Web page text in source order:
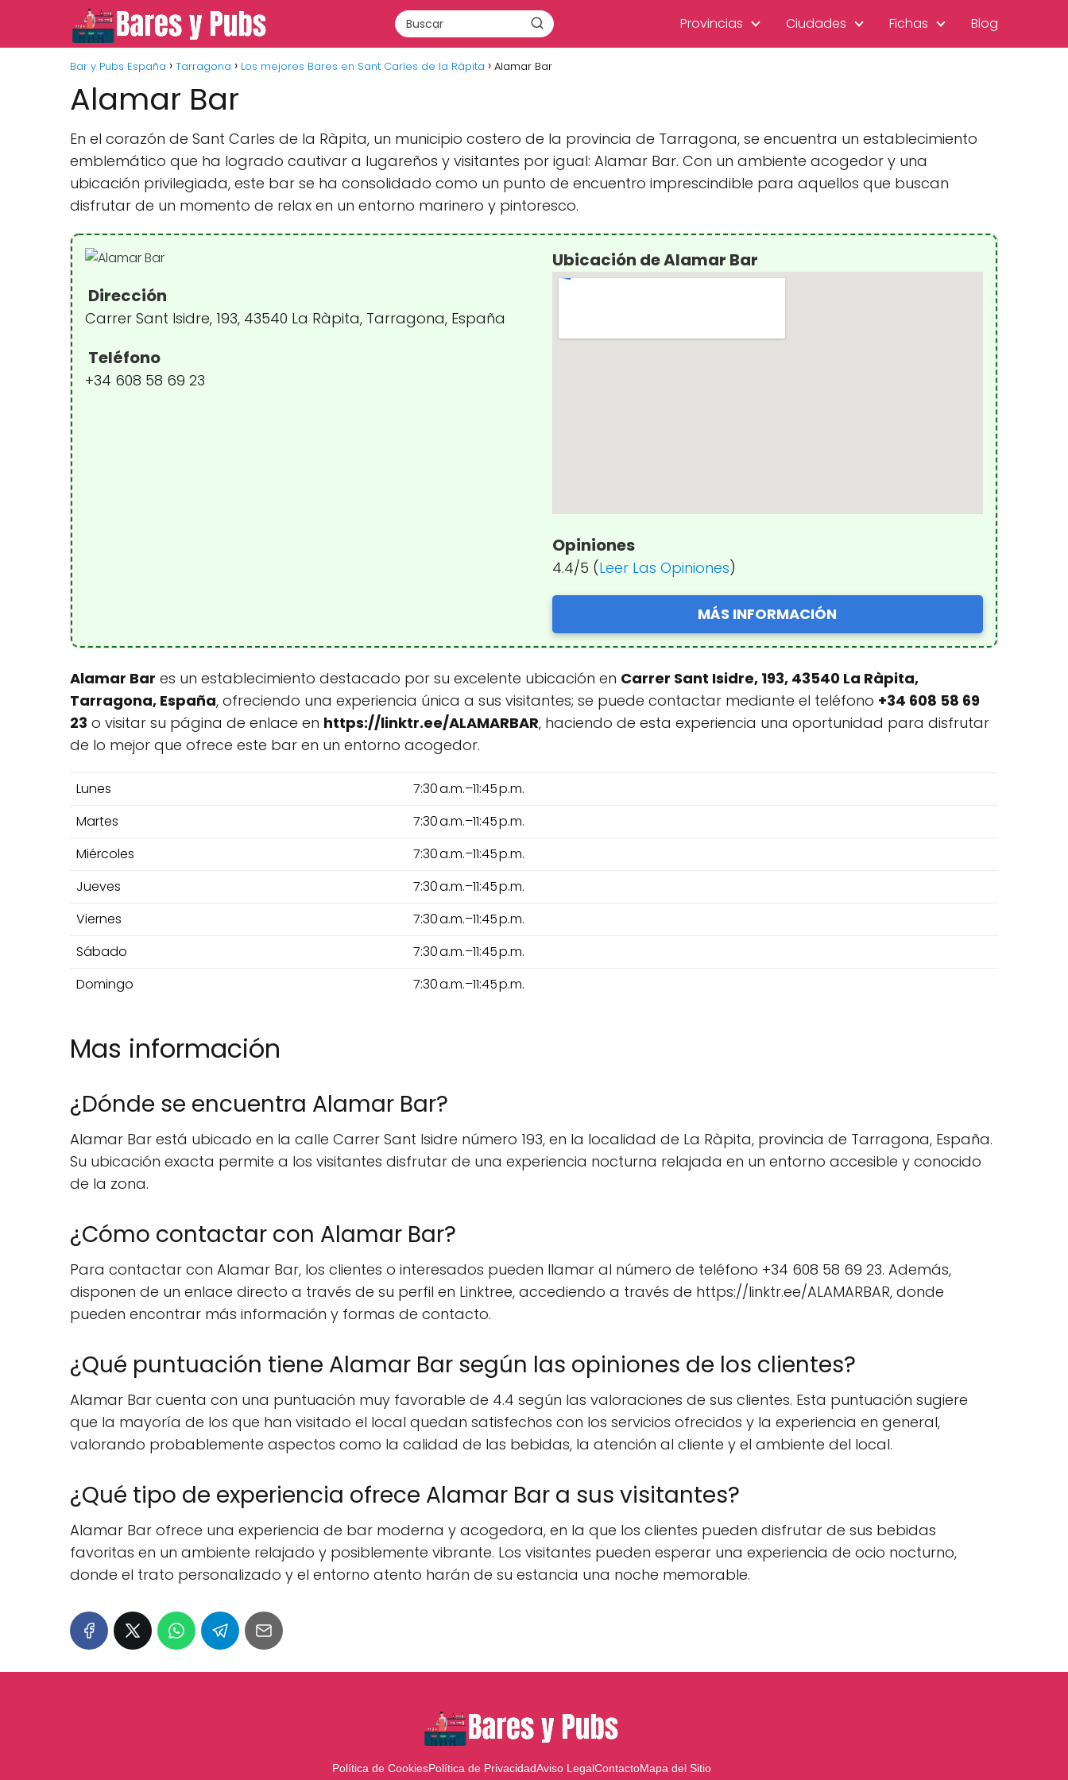
Provincias Ciudades Fichas Blog
Bar y Pubs España Tarragona Los mejores Bares en Sant Carles de la Ràpita Alamar Bar
Alamar Bar
En el corazón de Sant Carles de la Ràpita, un municipio costero de la provincia de Tarragona, se encuentra un establecimiento
emblemático que ha logrado cautivar a lugareños y visitantes por igual: Alamar Bar. Con un ambiente acogedor y una
ubicación privilegiada, este bar se ha consolidado como un punto de encuentro imprescindible para aquellos que buscan
disfrutar de un momento de relax en un entorno marinero y pintoresco.
Dirección
Carrer Sant Isidre, 193, 43540 La Ràpita, Tarragona, España
Teléfono
+34 608 58 69 23
Ubicación de Alamar Bar
Opiniones
4.4/5 (Leer Las Opiniones)
MÁS INFORMACIÓN
Alamar Bar es un establecimiento destacado por su excelente ubicación en Carrer Sant Isidre, 193, 43540 La Ràpita,
Tarragona, España, ofreciendo una experiencia única a sus visitantes; se puede contactar mediante el teléfono +34 608 58 69
23 o visitar su página de enlace en https://linktr.ee/ALAMARBAR, haciendo de esta experiencia una oportunidad para disfrutar
de lo mejor que ofrece este bar en un entorno acogedor.
Lunes
7:30 a.m.–11:45 p.m.
Martes
7:30 a.m.–11:45 p.m.
Miércoles
7:30 a.m.–11:45 p.m.
Jueves
7:30 a.m.–11:45 p.m.
Viernes
7:30 a.m.–11:45 p.m.
Sábado
7:30 a.m.–11:45 p.m.
Domingo
7:30 a.m.–11:45 p.m.
Mas información
¿Dónde se encuentra Alamar Bar?
Alamar Bar está ubicado en la calle Carrer Sant Isidre número 193, en la localidad de La Ràpita, provincia de Tarragona, España.
Su ubicación exacta permite a los visitantes disfrutar de una experiencia nocturna relajada en un entorno accesible y conocido
de la zona.
¿Cómo contactar con Alamar Bar?
Para contactar con Alamar Bar, los clientes o interesados pueden llamar al número de teléfono +34 608 58 69 23. Además,
disponen de un enlace directo a través de su perfil en Linktree, accediendo a través de https://linktr.ee/ALAMARBAR, donde
pueden encontrar más información y formas de contacto.
¿Qué puntuación tiene Alamar Bar según las opiniones de los clientes?
Alamar Bar cuenta con una puntuación muy favorable de 4.4 según las valoraciones de sus clientes. Esta puntuación sugiere
que la mayoría de los que han visitado el local quedan satisfechos con los servicios ofrecidos y la experiencia en general,
valorando probablemente aspectos como la calidad de las bebidas, la atención al cliente y el ambiente del local.
¿Qué tipo de experiencia ofrece Alamar Bar a sus visitantes?
Alamar Bar ofrece una experiencia de bar moderna y acogedora, en la que los clientes pueden disfrutar de sus bebidas
favoritas en un ambiente relajado y posiblemente vibrante. Los visitantes pueden esperar una experiencia de ocio nocturno,
donde el trato personalizado y el entorno atento harán de su estancia una noche memorable.
Política de CookiesPolítica de PrivacidadAviso LegalContactoMapa del Sitio